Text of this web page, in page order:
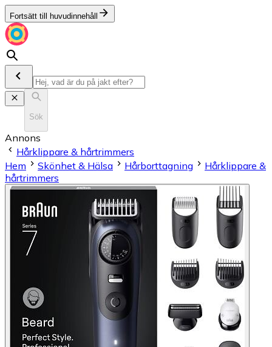
Fortsätt till huvudinnehåll
Sök
Annons
Hårklippare & hårtrimmers
Hem
Skönhet & Hälsa Hårborttagning
Hårklippare &
hårtrimmers